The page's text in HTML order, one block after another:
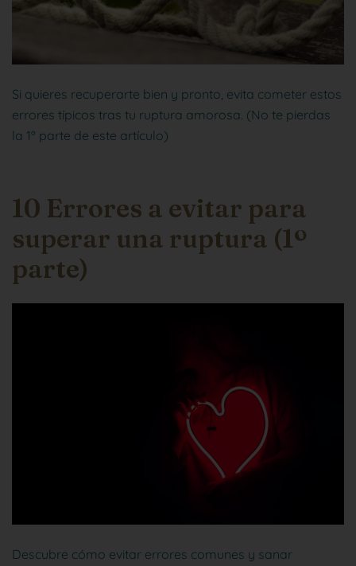
Si quieres recuperarte bien y pronto, evita cometer estos
errores típicos tras tu ruptura amorosa. (No te pierdas
la 1º parte de este artículo)
10 Errores a evitar para
superar una ruptura (1º
parte)
Descubre cómo evitar errores comunes y sanar